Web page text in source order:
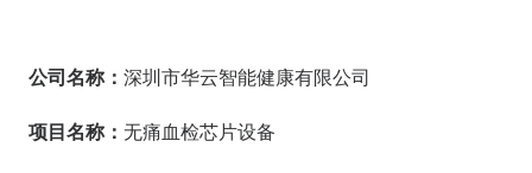
公司名称： 深圳市华云智能健康有限公司
项目名称： 无痛血检芯片设备